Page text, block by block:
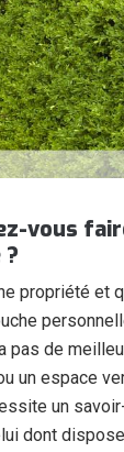
vous
propriété et
a pas de
un espace
un
dont